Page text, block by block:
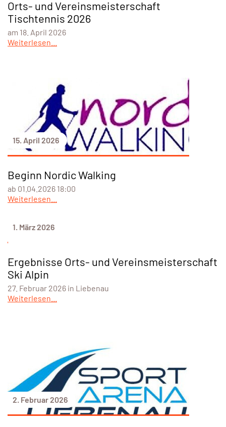
Orts- und Vereinsmeisterschaft
Tischtennis 2026
am 18. April 2026
Weiterlesen...
15. April 2026
Beginn Nordic Walking
ab 01.04.2026 18:00
Weiterlesen...
1. März 2026
Ergebnisse Orts- und Vereinsmeisterschaft
Ski Alpin
27. Februar 2026 in Liebenau
Weiterlesen...
2. Februar 2026